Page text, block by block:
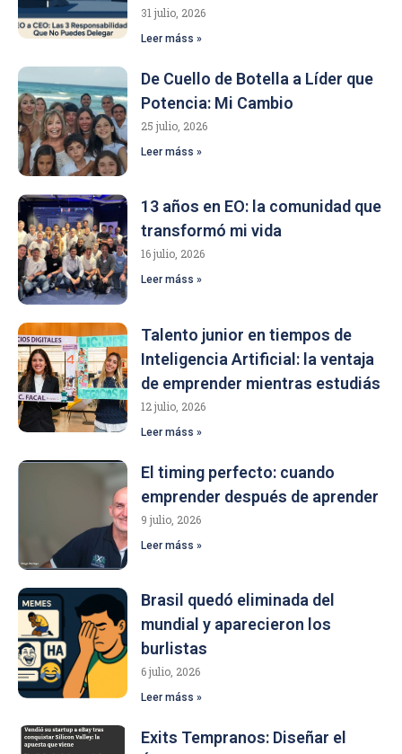
31 julio, 2026
Leer máss »
De Cuello de Botella a Líder que
Potencia: Mi Cambio
25 julio, 2026
Leer máss »
13 años en EO: la comunidad que
transformó mi vida
16 julio, 2026
Leer máss »
Talento junior en tiempos de
Inteligencia Artificial: la ventaja
de emprender mientras estudiás
12 julio, 2026
Leer máss »
El timing perfecto: cuando
emprender después de aprender
9 julio, 2026
Leer máss »
Brasil quedó eliminada del
mundial y aparecieron los
burlistas
6 julio, 2026
Leer máss »
Exits Tempranos: Diseñar el